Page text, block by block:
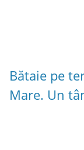
Bătaie pe
Mare. Un